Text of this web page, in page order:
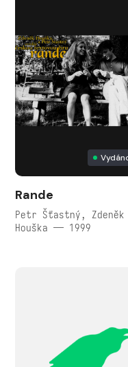
Rande
Petr Šťastný, Zdeněk
Houška — 1999